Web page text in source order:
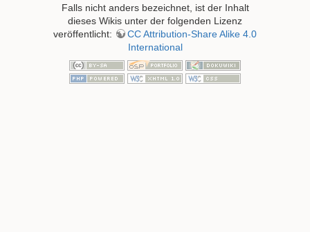
Falls nicht anders bezeichnet, ist der Inhalt
dieses Wikis unter der folgenden Lizenz
veröffentlicht:
CC Attribution-Share Alike 4.0
International